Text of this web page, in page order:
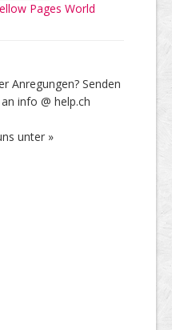
Pages World
Anregungen? Senden
info @ help.ch
unter »